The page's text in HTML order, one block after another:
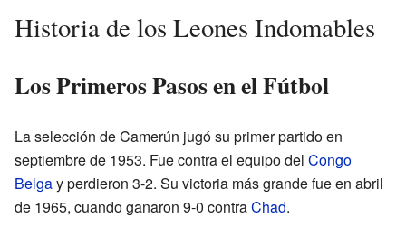
Historia de los Leones Indomables
Los Primeros Pasos en el Fútbol
La selección de Camerún jugó su primer partido en
septiembre de 1953. Fue contra el equipo del Congo
Belgay perdieron 3-2. Su victoria más grande fue en abril
de 1965, cuando ganaron 9-0 contraChad.